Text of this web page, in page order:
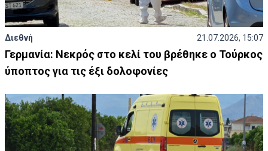
Διεθνή 21.07.2026, 15:07
Γερμανία: Νεκρός στο κελί του βρέθηκε ο Τούρκος
ύποπτος για τις έξι δολοφονίες